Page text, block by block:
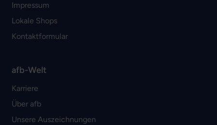
Impressum
Lokale Shops
Kontaktformular
afb-Welt
Karriere
Über afb
Unsere Auszeichnungen